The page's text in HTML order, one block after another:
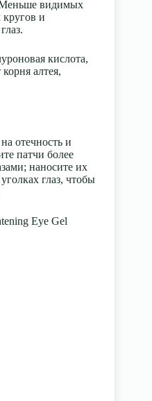
Меньше видимых
и
кислота,
алтея,
отечность и
патчи более
наносите их
глаз, чтобы
Eye Gel